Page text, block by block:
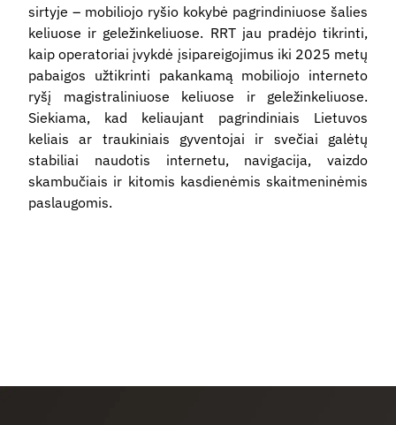
sirtyje – mobiliojo ryšio kokybė pagrindiniuose šalies
keliuose ir geležinkeliuose. RRT jau pradėjo tikrinti,
kaip operatoriai įvykdė įsipareigojimus iki 2025 metų
pabaigos užtikrinti pakankamą mobiliojo interneto
ryšį magistraliniuose keliuose ir geležinkeliuose.
Siekiama, kad keliaujant pagrindiniais Lietuvos
keliais ar traukiniais gyventojai ir svečiai galėtų
stabiliai naudotis internetu, navigacija, vaizdo
skambučiais ir kitomis kasdienėmis skaitmeninėmis
paslaugomis.